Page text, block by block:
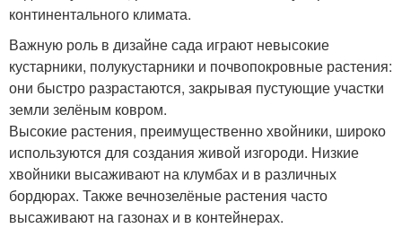
континентального климата.
Важную роль в дизайне сада играют невысокие
кустарники, полукустарники и почвопокровные растения:
они быстро разрастаются, закрывая пустующие участки
земли зелёным ковром.
Высокие растения, преимущественно хвойники, широко
используются для создания живой изгороди. Низкие
хвойники высаживают на клумбах и в различных
бордюрах. Также вечнозелёные растения часто
высаживают на газонах и в контейнерах.